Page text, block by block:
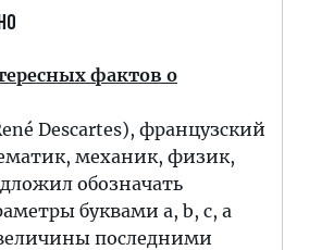
фактов о
Descartes), французский
механик, физик,
обозначать
буквами a, b, c, а
последними